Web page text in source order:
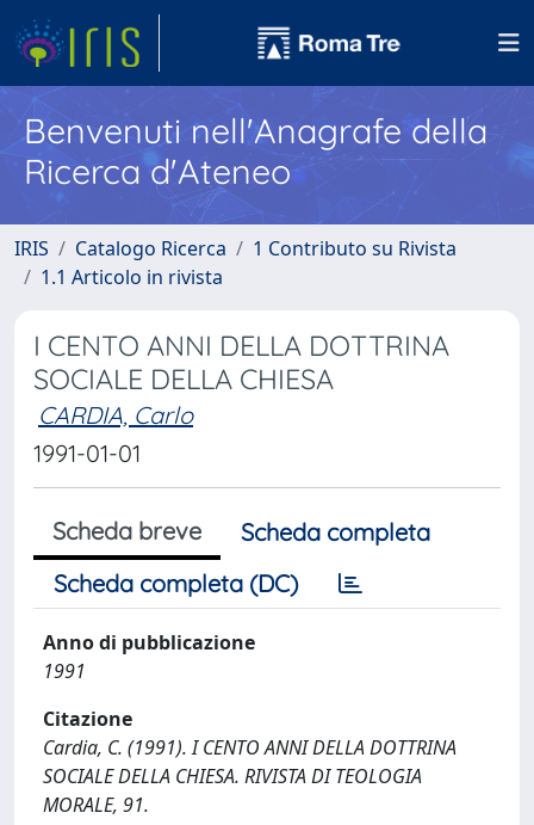
Benvenuti nell'Anagrafe della
Ricerca d'Ateneo
IRIS Catalogo Ricerca
1 Contributo su Rivista
1.1 Articolo in rivista
I CENTO ANNI DELLA DOTTRINA
SOCIALE DELLA CHIESA
CARDIA, Carlo
1991-01-01
Scheda breve
Scheda completa
Scheda completa (DC)
Anno di pubblicazione
1991
Citazione
Cardia, C. (1991). I CENTO ANNI DELLA DOTTRINA
SOCIALE DELLA CHIESA. RIVISTA DI TEOLOGIA
MORALE, 91.